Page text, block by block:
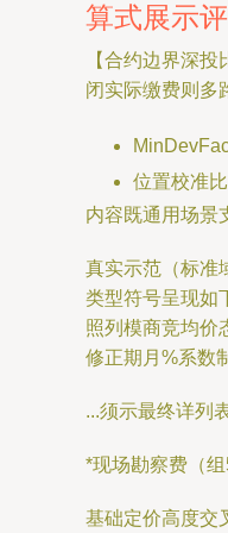
算式展示
【合约边界深
闭实际缴费则多
位置校准
内容既通用场景
真实示范（标准
类型符号呈现如
照列模商竞均价
修正期月%系数
...须示最终详列
*现场勘察费（
基础定价高度交